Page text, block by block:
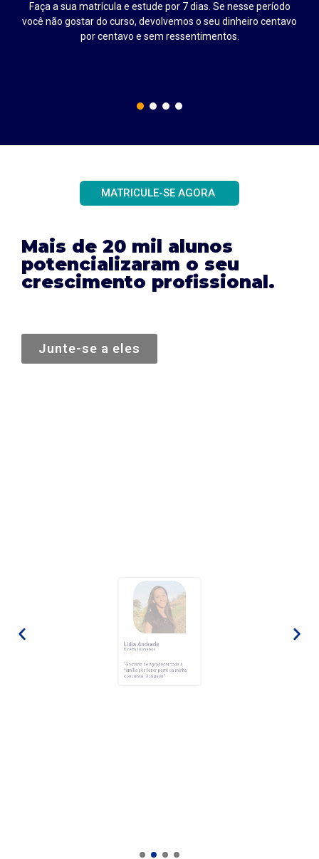
Faça a sua matrícula e estude por 7 dias. Se nesse período
você não gostar do curso, devolvemos o seu dinheiro centavo
por centavo e sem ressentimentos.
MATRICULE-SE AGORA
Mais de 20 mil alunos
potencializaram o seu
crescimento profissional.
Junte-se a eles
Lídia Andrade
Direito Humanos